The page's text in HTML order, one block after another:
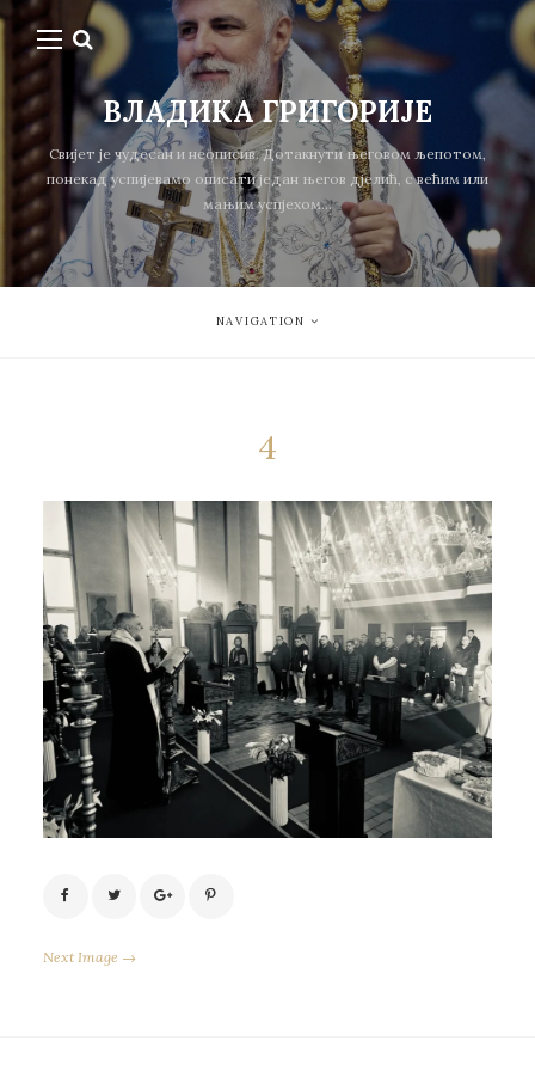
ВЛАДИКА ГРИГОРИЈЕ
Свијет је чудесан и неописив. Дотакнути његовом љепотом,
понекад успијевамо описати један његов дјелић, с већим или
мањим успјехом...
NAVIGATION
4
Next Image →